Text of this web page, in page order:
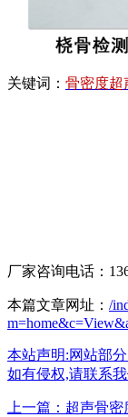
关键词： 骨密度超
厂家咨询电话：
本篇文章网址： /
本站声明:网站部
如有侵权,请联系
上一篇：超声骨